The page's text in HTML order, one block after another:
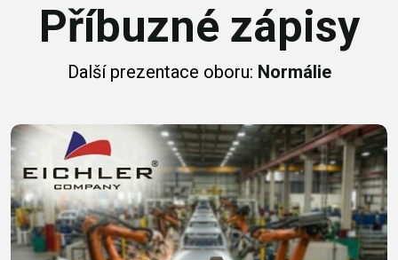
Příbuzné zápisy
Další prezentace oboru: Normálie